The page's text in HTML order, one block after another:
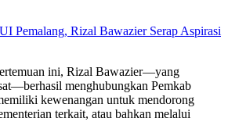
Pemalang, Rizal Bawazier Serap Aspirasi
ini, Rizal Bawazier—yang
menghubungkan Pemkab
kewenangan untuk mendorong
terkait, atau bahkan melalui